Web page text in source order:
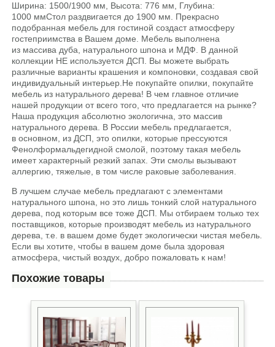
Ширина: 1500/1900 мм, Высота: 776 мм, Глубина:
1000 ммСтол раздвигается до 1900 мм. Прекрасно
подобранная мебель для гостиной создаст атмосферу
гостеприимства в Вашем доме. Мебель выполнена
из массива дуба, натурального шпона и МДФ. В данной
коллекции НЕ используется ДСП. Вы можете выбрать
различные варианты крашения и компоновки, создавая свой
индивидуальный интерьер.He покупайте опилки, покупайте
мебель из натурального дерева! В чем главное отличие
нашей продукции от всего того, что предлагается на рынке?
Наша продукция абсолютно экологична, это массив
натурального дерева. В России мебель предлагается,
в основном, из ДСП, это опилки, которые прессуются
Фенолформальдегидной смолой, поэтому такая мебель
имеет характерный резкий запах. Эти смолы вызывают
аллергию, тяжелые, в том числе раковые заболевания.
В лучшем случае мебель предлагают с элементами
натурального шпона, но это лишь тонкий слой натурального
дерева, под которым все тоже ДСП. Мы отбираем только тех
поставщиков, которые производят мебель из натурального
дерева, т.е. в вашем доме будет экологически чистая мебель.
Если вы хотите, чтобы в вашем доме была здоровая
атмосфера, чистый воздух, добро пожаловать к нам!
Похожие товары